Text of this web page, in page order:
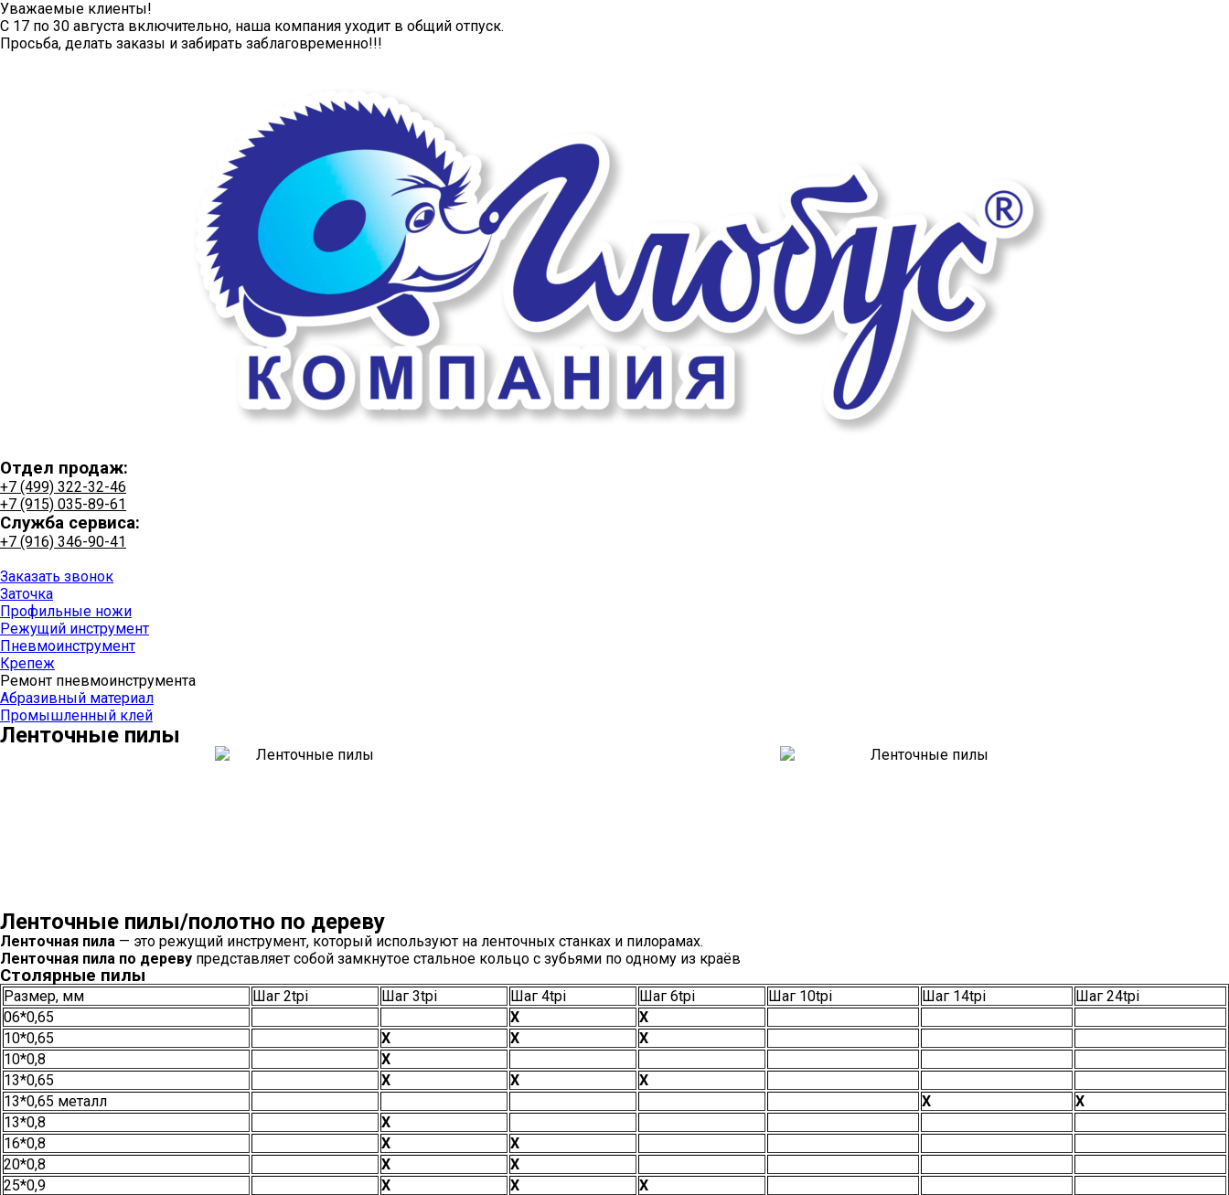
Уважаемые клиенты!
С 17 по 30 августа включительно, наша компания уходит в общий отпуск.
Просьба, делать заказы и забирать заблаговременно!!!
Отдел продаж:
+7 (499) 322-32-46
+7 (915) 035-89-61
Служба сервиса:
+7 (916) 346-90-41
Заказать звонок
Заточка
Профильные ножи
Режущий инструмент
Пневмоинструмент
Крепеж
Ремонт пневмоинструмента
Абразивный материал
Промышленный клей
Ленточные пилы
Ленточные пилы/полотно по дереву
Ленточная пила — это режущий инструмент, который используют на ленточных станках и пилорамах.
Ленточная пила по дереву представляет собой замкнутое стальное кольцо с зубьями по одному из краёв
Столярные пилы
Размер, мм Шаг 2tpi Шаг 3tpi Шаг 4tpi Шаг 6tpi Шаг 10tpi Шаг 14tpi
Шаг 24tpi
06*0,65
Х
Х
10*0,65
Х Х
Х
10*0,8
Х
13*0,65
Х Х
Х
13*0,65 металл
Х
Х
13*0,8
Х
16*0,8
Х
Х
20*0,8
Х
Х
25*0,9
Х Х
Х